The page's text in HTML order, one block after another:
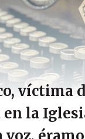
víctima
la